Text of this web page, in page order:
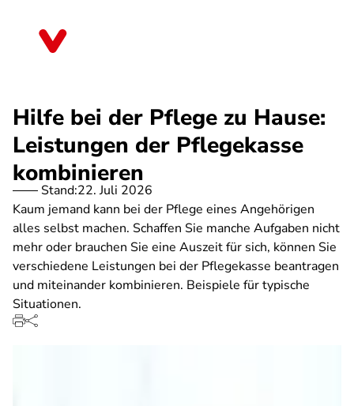
Hilfe bei der Pflege zu Hause:
Leistungen der Pflegekasse
kombinieren
Stand:22. Juli 2026
Kaum jemand kann bei der Pflege eines Angehörigen
alles selbst machen. Schaffen Sie manche Aufgaben nicht
mehr oder brauchen Sie eine Auszeit für sich, können Sie
verschiedene Leistungen bei der Pflegekasse beantragen
und miteinander kombinieren. Beispiele für typische
Situationen.